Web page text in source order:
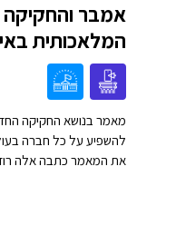
אמבר
המלאכותית
מאמר בנושא החקיקה
את המאמר כתבה אלה